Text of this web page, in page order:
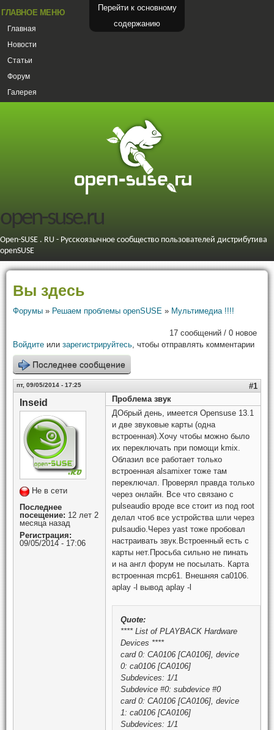
Перейти к основному
содержанию
ГЛАВНОЕ МЕНЮ
Главная
Новости
Статьи
Форум
Галерея
open-suse.ru
Open-SUSE . RU - Русскоязычное сообщество пользователей дистрибутива
openSUSE
Вы здесь
Форумы » Решаем проблемы openSUSE » Мультимедиа !!!!
17 сообщений / 0 новое
Войдите или зарегистрируйтесь, чтобы отправлять комментарии
Последнее сообщение
пт, 09/05/2014 - 17:25 #1
Inseid
Не в сети
Последнее
посещение: 12 лет 2
месяца назад
Регистрация:
09/05/2014 - 17:06
Проблема звук
ДОбрый день, имеется Opensuse 13.1
и две звуковые карты (одна
встроенная).Хочу чтобы можно было
их переключать при помощи kmix.
Облазил все работает только
встроенная alsamixer тоже там
переключал. Проверял правда только
через онлайн. Все что связано с
pulseaudio вроде все стоит из под root
делал чтоб все устройства шли через
pulsaudio.Через yast тоже пробовал
настраивать звук.Встроенный есть с
карты нет.Просьба сильно не пинать
и на англ форум не посылать. Карта
встроенная mcp61. Внешняя ca0106.
aplay -l вывод aplay -l
Quote:
**** List of PLAYBACK Hardware
Devices ****
card 0: CA0106 [CA0106], device
0: ca0106 [CA0106]
Subdevices: 1/1
Subdevice #0: subdevice #0
card 0: CA0106 [CA0106], device
1: ca0106 [CA0106]
Subdevices: 1/1